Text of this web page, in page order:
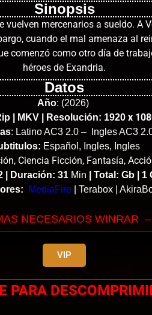
Sinopsis
mercenarios a sueldo. A
cuando el mal amenaza al
comenzó como otro día de
héroes de Exandria.
Datos
Año: (2026)
| MKV | Resolución: 1920 x
: Latino AC3 2.0 – Ingles AC3
Español, Ingles, Ingles
Ciencia Ficción, Fantasía,
| Duración: 31 Min Total: Gb | 1
MediaFire| Terabox |
NECESARIOS WINRAR
VIP
PARA